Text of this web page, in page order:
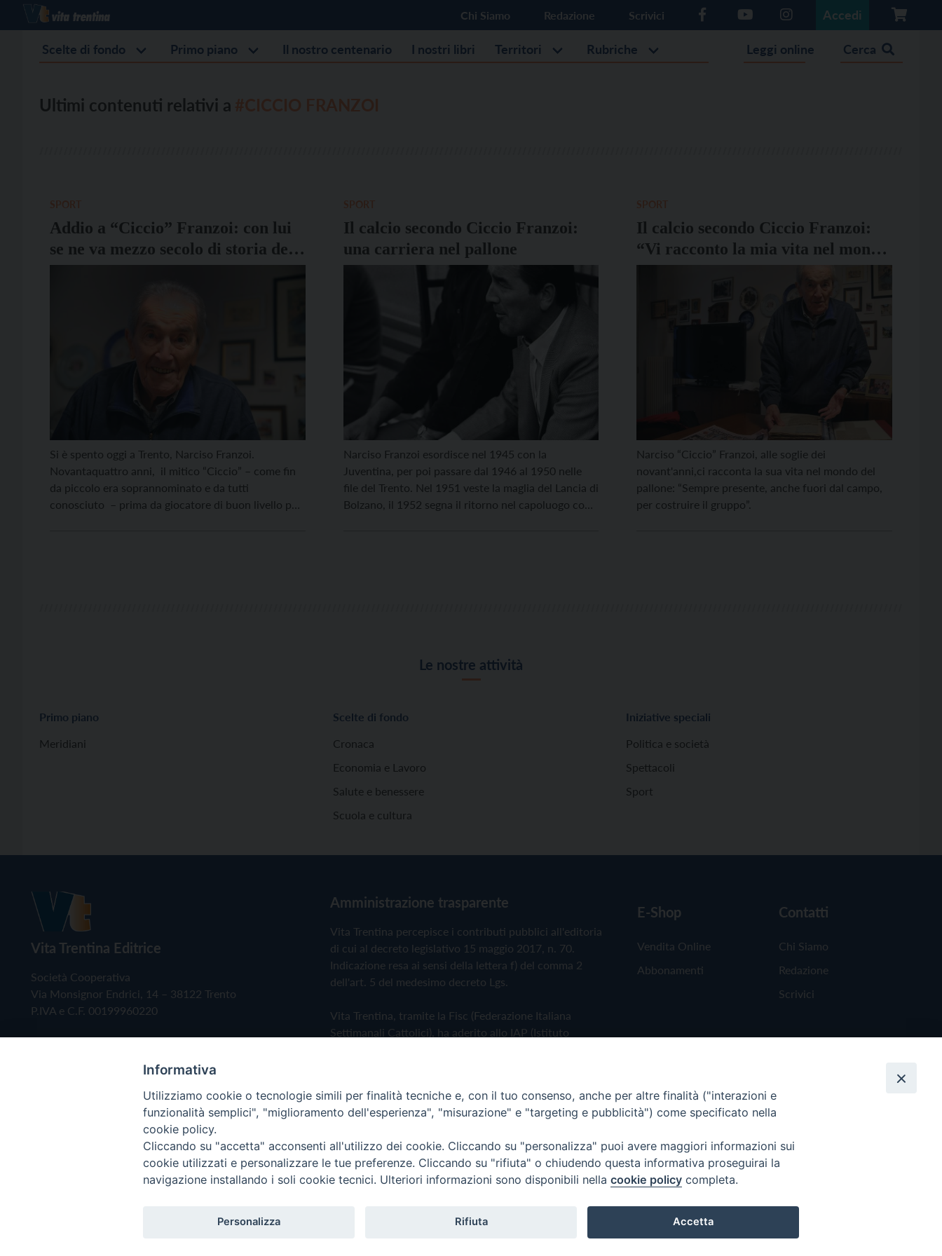
Chi Siamo Redazione Scrivici Accedi
Scelte di fondo Primo piano Il nostro centenario I nostri libri Territori Rubriche Leggi online Cerca
Ultimi contenuti relativi a
Addio a “Ciccio” Franzoi: con lui
se ne va mezzo secolo di storia del
calcio trentino
Si è spento oggi a Trento, Narciso Franzoi.
Novantaquattro anni, il mitico “Ciccio” – come fin
da piccolo era soprannominato e da tutti
conosciuto – prima da giocatore di buon livello poi
Il calcio secondo Ciccio Franzoi:
una carriera nel pallone
Narciso Franzoi esordisce nel 1945 con la
Juventina, per poi passare dal 1946 al 1950 nelle
file del Trento. Nel 1951 veste la maglia del Lancia di
Bolzano, il 1952 segna il ritorno nel capoluogo con
Il calcio secondo Ciccio Franzoi:
“Vi racconto la mia vita nel mondo
del pallone”
Narciso “Ciccio” Franzoi, alle soglie dei
novant'anni,ci racconta la sua vita nel mondo del
pallone: “Sempre presente, anche fuori dal campo,
per costruire il gruppo”.
Le nostre attività
Primo piano
Meridiani
Scelte di fondo
Cronaca
Economia e Lavoro
Salute e benessere
Scuola e cultura
Iniziative speciali
Politica e società
Spettacoli
Sport
Vita Trentina Editrice
Società Cooperativa
Via Monsignor Endrici, 14 – 38122 Trento
P.IVA e C.F. 00199960220
Amministrazione trasparente
Vita Trentina percepisce i contributi pubblici all'editoria
di cui al decreto legislativo 15 maggio 2017, n. 70.
Indicazione resa ai sensi della lettera f) del comma 2
dell'art. 5 del medesimo decreto Lgs.
Vita Trentina, tramite la Fisc (Federazione Italiana
Settimanali Cattolici), ha aderito allo IAP (Istituto
Privacy Policy Cookie Policy
E-Shop
Vendita Online
Abbonamenti
Contatti
Chi Siamo
Redazione
Scrivici
Copyright © 2019 - Tutti i diritti riservati - Vita Trentina Editrice
Informativa
Utilizziamo cookie o tecnologie simili per finalità tecniche e, con il tuo consenso, anche per altre finalità ("interazioni e
funzionalità semplici", "miglioramento dell'esperienza", "misurazione" e "targeting e pubblicità") come specificato nella
cookie policy.
Cliccando su "accetta" acconsenti all'utilizzo dei cookie. Cliccando su "personalizza" puoi avere maggiori informazioni sui
cookie utilizzati e personalizzare le tue preferenze. Cliccando su "rifiuta" o chiudendo questa informativa proseguirai la
navigazione installando i soli cookie tecnici. Ulteriori informazioni sono disponibili nella cookie policy completa.
Personalizza Rifiuta Accetta